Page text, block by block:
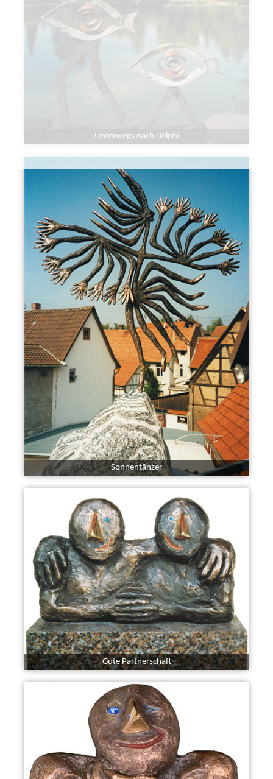
Unterwegs nach Delphi
Sonnentänzer
Gute Partnerschaft